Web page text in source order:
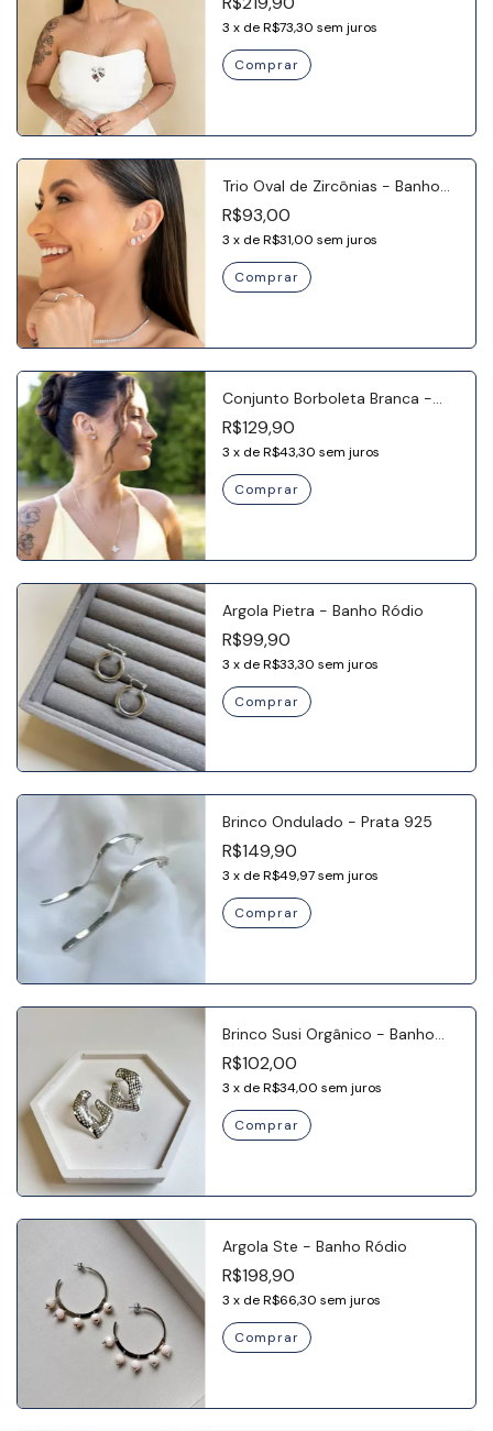
3 x deR$73,30 sem juros
Trio Oval de Zircônias - Banho
Ródio
R$93,00
3 x deR$31,00 sem juros
Conjunto Borboleta Branca -
Banho Ouro 18k
R$129,90
3 x deR$43,30 sem juros
Argola Pietra - Banho Ródio
R$99,90
3 x deR$33,30 sem juros
Brinco Ondulado - Prata 925
R$149,90
3 x deR$49,97sem juros
Brinco Susi Orgânico - Banho
Ródio
R$102,00
3 x deR$34,00 sem juros
Argola Ste - Banho Ródio
R$198,90
3 x deR$66,30 sem juros